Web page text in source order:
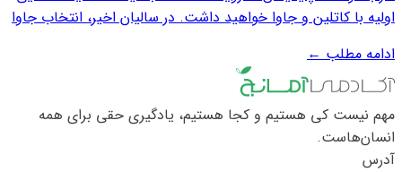
اولیه با کاتلین و جاوا خواهید داشت. در سالیان اخیر، انتخاب جاوا
نویسان تبدیل شده است. به عقیده بسیاری از برنامه نویسان، جاوا
بهترین...
ادامه مطلب←
مهم نیست کی هستیم و کجا هستیم، یادگیری حقی برای همه
انسان‌هاست.
آدرس